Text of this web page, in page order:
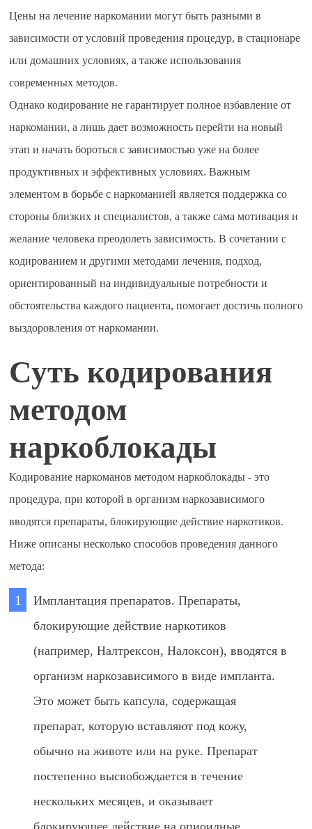
Цены на лечение наркомании могут быть разными в
зависимости от условий проведения процедур, в стационаре
или домашних условиях, а также использования
современных методов.
Однако кодирование не гарантирует полное избавление от
наркомании, а лишь дает возможность перейти на новый
этап и начать бороться с зависимостью уже на более
продуктивных и эффективных условиях. Важным
элементом в борьбе с наркоманией является поддержка со
стороны близких и специалистов, а также сама мотивация и
желание человека преодолеть зависимость. В сочетании с
кодированием и другими методами лечения, подход,
ориентированный на индивидуальные потребности и
обстоятельства каждого пациента, помогает достичь полного
выздоровления от наркомании.
Суть кодирования
методом
наркоблокады
Кодирование наркоманов методом наркоблокады - это
процедура, при которой в организм наркозависимого
вводятся препараты, блокирующие действие наркотиков.
Ниже описаны несколько способов проведения данного
метода:
Имплантация препаратов. Препараты,
блокирующие действие наркотиков
(например, Налтрексон, Налоксон), вводятся в
организм наркозависимого в виде импланта.
Это может быть капсула, содержащая
препарат, которую вставляют под кожу,
обычно на животе или на руке. Препарат
постепенно высвобождается в течение
нескольких месяцев, и оказывает
блокирующее действие на опиоидные